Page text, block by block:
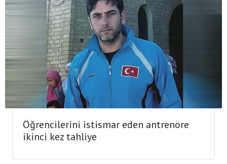
Öğrencilerini istismar eden antrenöre
ikinci kez tahliye